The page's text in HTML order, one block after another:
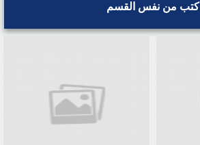
كتب من نفس القسم